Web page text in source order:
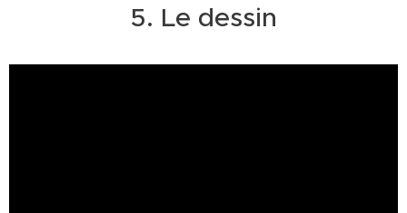
5. Le dessin